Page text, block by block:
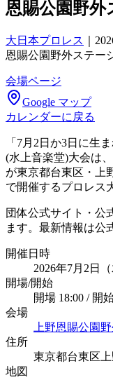
恩賜公園野外
大日本プロレス
恩賜公園野外ステー
会場ページ
Google マップ
カレンダーに戻る
「7月2日か3日に生
(水上音楽堂)大会は
が東京都台東区・上
で開催するプロレス
団体公式サイト・公
ます。最新情報は公
開催日時
2026年7月2日（
開場/開始
開場 18:00 / 開
会場
上野恩賜公園
住所
東京都台東区上
地図